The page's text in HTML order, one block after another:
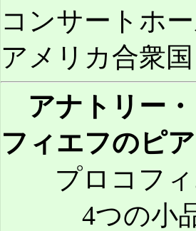
コンサートホ
アメリカ合衆国
アナトリー
フィエフのピ
プロコフィ
4つの小品